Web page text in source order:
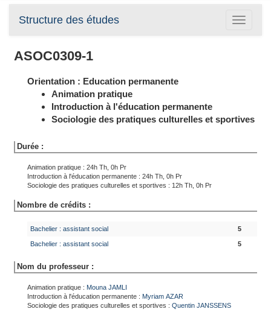
Toggle
Structure des études
ASOC0309-1
Orientation : Education permanente
Animation pratique
Introduction à l'éducation permanente
Sociologie des pratiques culturelles et sportives
Durée :
Animation pratique : 24h Th, 0h Pr
Introduction à l'éducation permanente : 24h Th, 0h Pr
Sociologie des pratiques culturelles et sportives : 12h Th, 0h Pr
Nombre de crédits :
Bachelier : assistant social 5
Bachelier : assistant social 5
Nom du professeur :
Animation pratique : Mouna JAMLI
Introduction à l'éducation permanente : Myriam AZAR
Sociologie des pratiques culturelles et sportives : Quentin JANSSENS